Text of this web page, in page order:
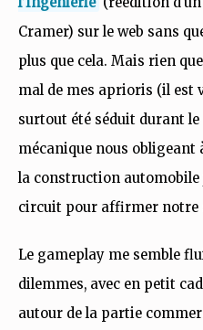
Cramer) sur le web sans
plus que cela. Mais rien
mal de mes aprioris (il est
surtout été séduit durant
mécanique nous obligeant
la construction automobile
circuit pour affirmer notre
Le gameplay me semble
dilemmes, avec en petit
autour de la partie